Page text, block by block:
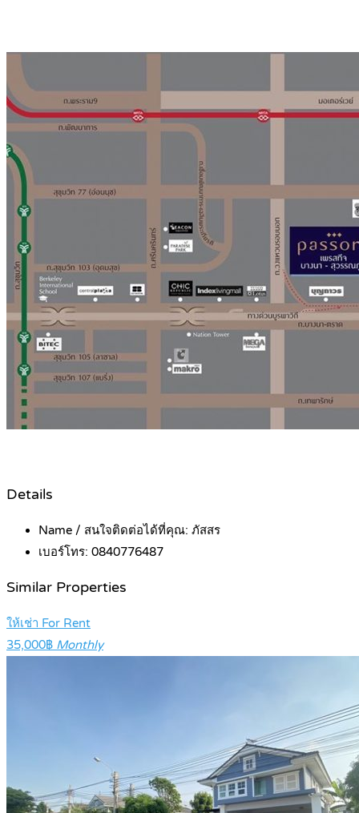
Details
Name / สนใจติดต่อได้ที่คุณ: ภัสสร
เบอร์โทร: 0840776487
Similar Properties
ให้เช่า For Rent
35,000฿ Monthly